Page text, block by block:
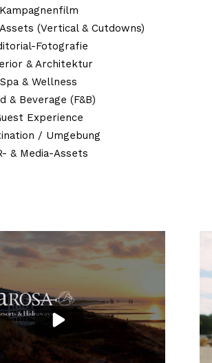
(Vertical & Cutdowns)
Fotografie
& Architektur
& Wellness
& Beverage (F&B)
Experience
/ Umgebung
& Media-Assets